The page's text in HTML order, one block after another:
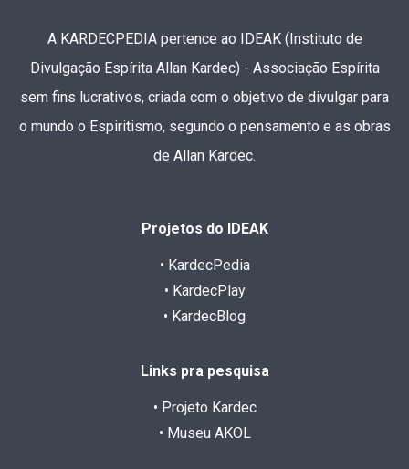
A KARDECPEDIA pertence ao IDEAK (Instituto de
Divulgação Espírita Allan Kardec) - Associação Espírita
sem fins lucrativos, criada com o objetivo de divulgar para
o mundo o Espiritismo, segundo o pensamento e as obras
de Allan Kardec.
Projetos do IDEAK
• KardecPedia
• KardecPlay
• KardecBlog
Links pra pesquisa
• Projeto Kardec
• Museu AKOL